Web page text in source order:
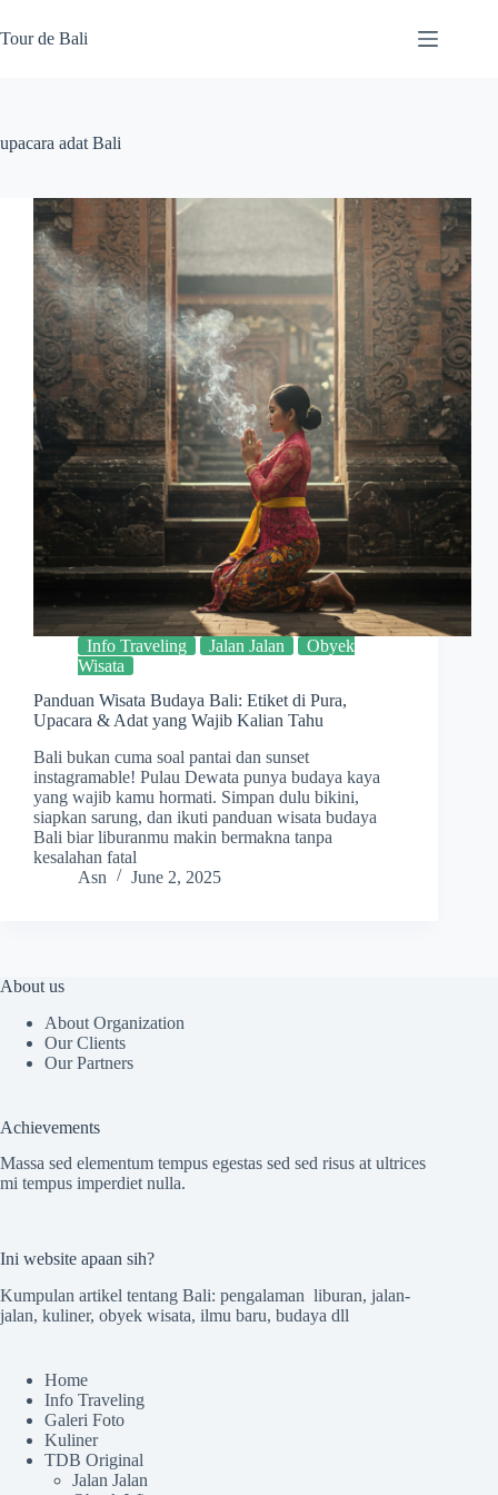
to
content
Tour de Bali
upacara adat Bali
Info Traveling Jalan Jalan
Obyek
Wisata
Panduan Wisata Budaya Bali: Etiket di Pura,
Upacara & Adat yang Wajib Kalian Tahu
Bali bukan cuma soal pantai dan sunset
instagramable! Pulau Dewata punya budaya kaya
yang wajib kamu hormati. Simpan dulu bikini,
siapkan sarung, dan ikuti panduan wisata budaya
Bali biar liburanmu makin bermakna tanpa
kesalahan fatal
Asn
June 2, 2025
About us
About Organization
Our Clients
Our Partners
Achievements
Massa sed elementum tempus egestas sed sed risus at ultrices
mi tempus imperdiet nulla.
Ini website apaan sih?
Kumpulan artikel tentang Bali: pengalaman liburan, jalan-
jalan, kuliner, obyek wisata, ilmu baru, budaya dll
Home
Info Traveling
Galeri Foto
Kuliner
TDB Original
Jalan Jalan